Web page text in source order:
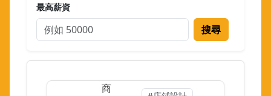
最高薪資
搜尋
商